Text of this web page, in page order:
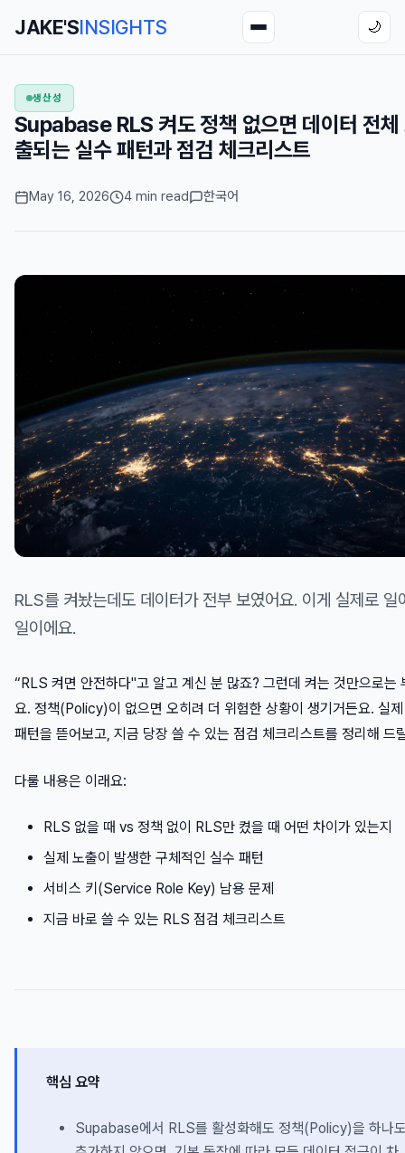
JAKE'SINSIGHTS 🌙
생산성
Supabase RLS 켜도 정책 없으면 데이터 전체
출되는 실수 패턴과 점검 체크리스트
May 16, 2026 4 min read 한국어
RLS를 켜놨는데도 데이터가 전부 보였어요. 이게 실제로 일
일이에요.
“RLS 켜면 안전하다"고 알고 계신 분 많죠? 그런데 켜는 것만으로는
요. 정책(Policy)이 없으면 오히려 더 위험한 상황이 생기거든요. 실
패턴을 뜯어보고, 지금 당장 쓸 수 있는 점검 체크리스트를 정리해 드
다룰 내용은 이래요:
RLS 없을 때 vs 정책 없이 RLS만 켰을 때 어떤 차이가 있는지
실제 노출이 발생한 구체적인 실수 패턴
서비스 키(Service Role Key) 남용 문제
지금 바로 쓸 수 있는 RLS 점검 체크리스트
핵심 요약
Supabase에서 RLS를 활성화해도 정책(Policy)을 하나